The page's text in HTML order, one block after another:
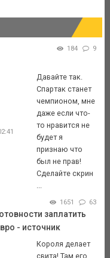
184 9
Давайте так.
Спартак станет
чемпионом, мне
даже если что-
то нравится не
будет я
признаю что
был не прав!
Сделайте скрин
1651 63
заплатить
- источник
Короля делает
свита! Там его